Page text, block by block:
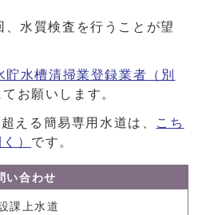
水質検査を行うことが望
貯水槽清掃業登録業者 （別
てお願いします。
える簡易専用水道は、 こち
） です。
い合わせ
課上水道